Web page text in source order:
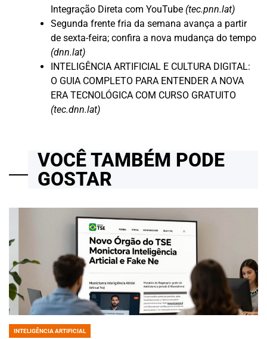
Integração Direta com YouTube (tec.pnn.lat)
Segunda frente fria da semana avança a partir
de sexta-feira; confira a nova mudança do tempo
(dnn.lat)
INTELIGÊNCIA ARTIFICIAL E CULTURA DIGITAL:
O GUIA COMPLETO PARA ENTENDER A NOVA
ERA TECNOLÓGICA COM CURSO GRATUITO
(tec.dnn.lat)
VOCÊ TAMBÉM PODE
GOSTAR
POSTED
INTELIGÊNCIA ARTIFICIAL